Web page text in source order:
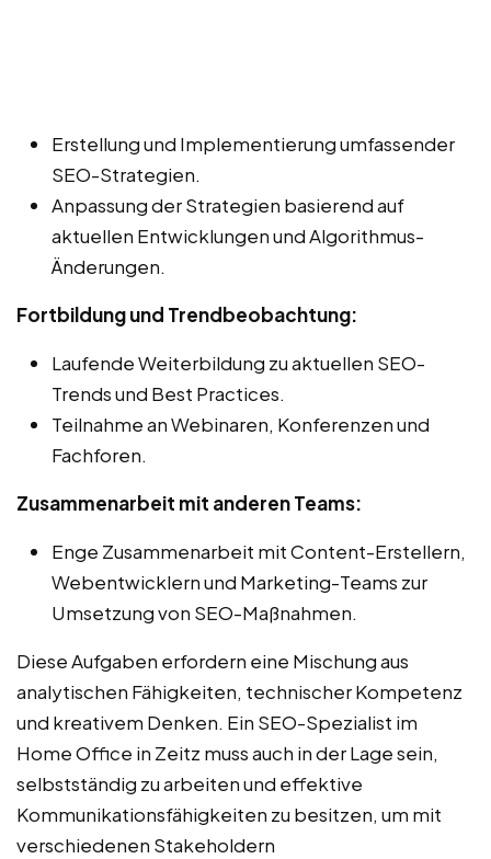
Erstellung und Implementierung umfassender
SEO-Strategien.
Anpassung der Strategien basierend auf
aktuellen Entwicklungen und Algorithmus-
Änderungen.
Fortbildung und Trendbeobachtung:
Laufende Weiterbildung zu aktuellen SEO-
Trends und Best Practices.
Teilnahme an Webinaren, Konferenzen und
Fachforen.
Zusammenarbeit mit anderen Teams:
Enge Zusammenarbeit mit Content-Erstellern,
Webentwicklern und Marketing-Teams zur
Umsetzung von SEO-Maßnahmen.
Diese Aufgaben erfordern eine Mischung aus
analytischen Fähigkeiten, technischer Kompetenz
und kreativem Denken. Ein SEO-Spezialist im
Home Office in Zeitz muss auch in der Lage sein,
selbstständig zu arbeiten und effektive
Kommunikationsfähigkeiten zu besitzen, um mit
verschiedenen Stakeholdern